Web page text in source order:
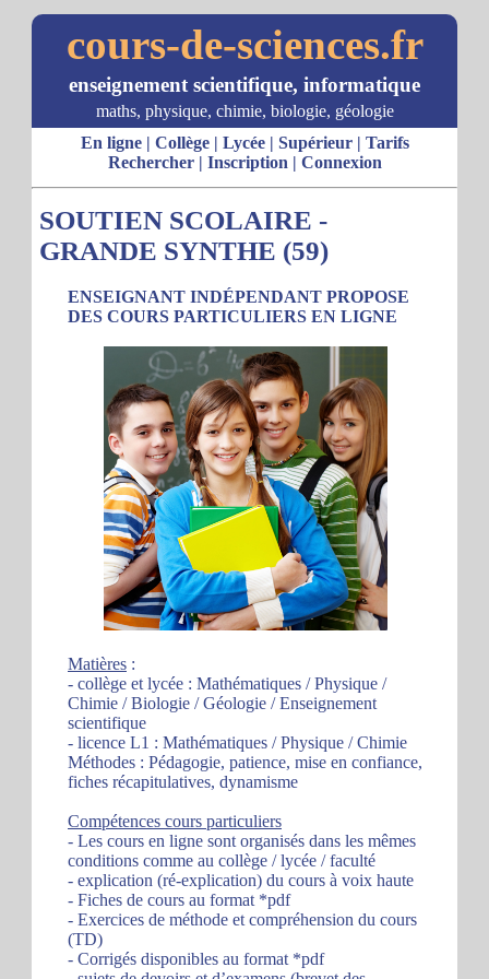
cours-de-sciences.fr
enseignement scientifique, informatique
maths, physique, chimie, biologie, géologie
En ligne| Collège| Lycée| Supérieur| Tarifs
Rechercher| Inscription | Connexion
SOUTIEN SCOLAIRE -
GRANDE SYNTHE (59)
ENSEIGNANT INDÉPENDANT PROPOSE
DES COURS PARTICULIERS EN LIGNE
Matières :
- collège et lycée : Mathématiques / Physique /
Chimie / Biologie / Géologie / Enseignement
scientifique
- licence L1 : Mathématiques / Physique / Chimie
Méthodes : Pédagogie, patience, mise en confiance,
fiches récapitulatives, dynamisme
Compétences cours particuliers
- Les cours en ligne sont organisés dans les mêmes
conditions comme au collège / lycée / faculté
- explication (ré-explication) du cours à voix haute
- Fiches de cours au format *pdf
- Exercices de méthode et compréhension du cours
(TD)
- Corrigés disponibles au format *pdf